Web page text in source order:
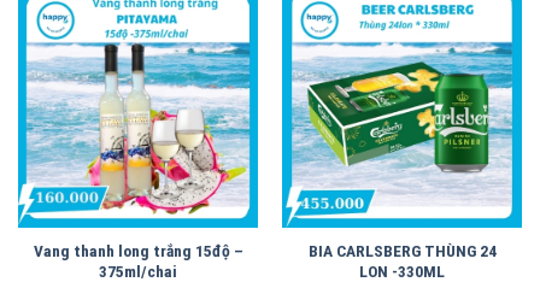
Vang thanh long trắng 15độ –
375ml/chai
BIA CARLSBERG THÙNG 24
LON -330ML